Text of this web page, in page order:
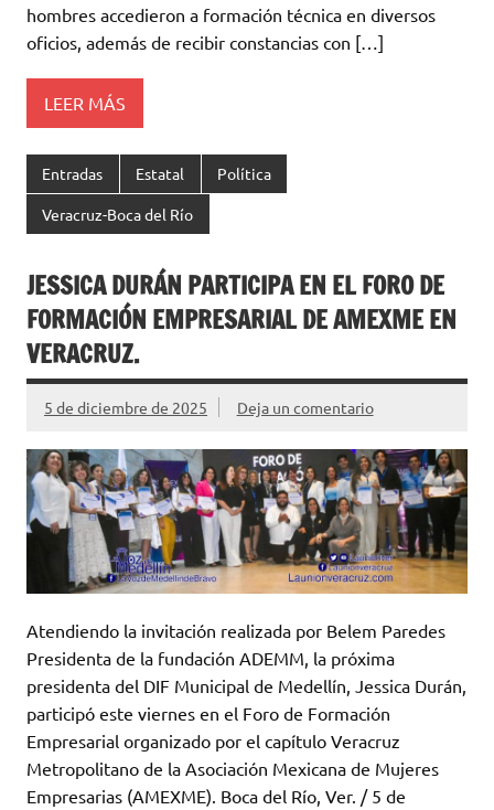
hombres accedieron a formación técnica en diversos
oficios, además de recibir constancias con […]
LEER MÁS
Entradas Estatal Política
Veracruz-Boca del Río
JESSICA DURÁN PARTICIPA EN EL FORO DE
FORMACIÓN EMPRESARIAL DE AMEXME EN
VERACRUZ.
5 de diciembre de 2025 Deja un comentario
Atendiendo la invitación realizada por Belem Paredes
Presidenta de la fundación ADEMM, la próxima
presidenta del DIF Municipal de Medellín, Jessica Durán,
participó este viernes en el Foro de Formación
Empresarial organizado por el capítulo Veracruz
Metropolitano de la Asociación Mexicana de Mujeres
Empresarias (AMEXME). Boca del Río, Ver. / 5 de